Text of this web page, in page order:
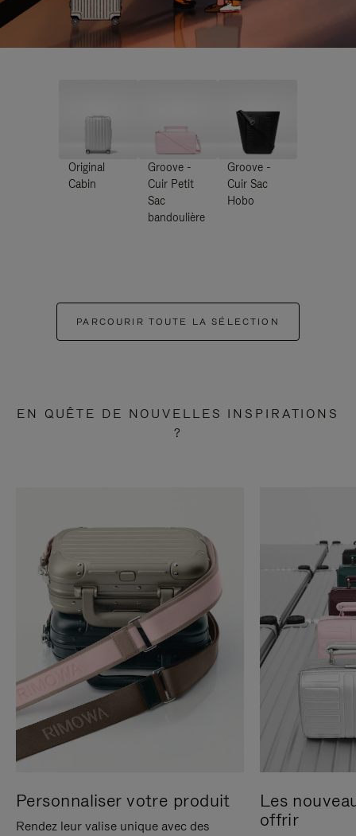
Original
Cabin
Groove -
Cuir Petit
Sac
bandoulière
Groove -
Cuir Sac
Hobo
PARCOURIR TOUTE LA SÉLECTION
EN QUÊTE DE NOUVELLES INSPIRATIONS
?
Personnaliser votre produit
Rendez leur valise unique avec des
Les
offrir